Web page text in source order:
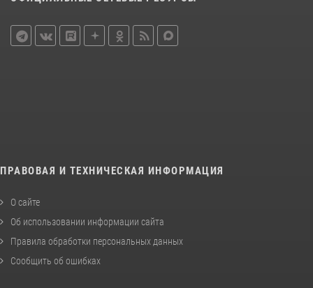
ПРАВОВАЯ И ТЕХНИЧЕСКАЯ ИНФОРМАЦИЯ
О сайте
Об использовании информации сайта
Правила обработки персональных данных
Сообщить об ошибках